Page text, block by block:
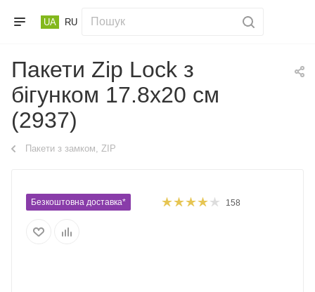
UA RU
Пакети Zip Lock з
бігунком 17.8х20 см
(2937)
Пакети з замком, ZIP
Безкоштовна доставка* 158